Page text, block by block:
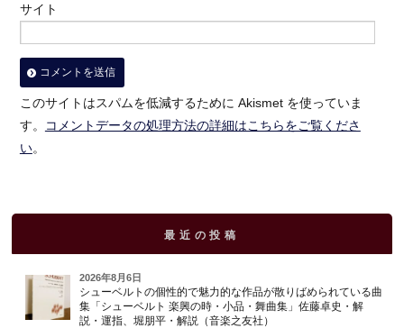
サイト
このサイトはスパムを低減するために Akismet を使っていま
す。
コメントデータの処理方法の詳細はこちらをご覧くださ
い。
最近の投稿
2026年8月6日
シューベルトの個性的で魅力的な作品が散りばめられている曲
集「シューベルト 楽興の時・小品・舞曲集」佐藤卓史・解
説・運指、堀朋平・解説（音楽之友社）